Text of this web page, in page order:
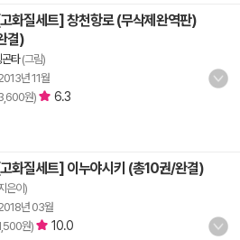
화질세트] 창천항로 (무삭제완역판)
결)
타(그림)
년 11월
원) 6.3
화질세트] 이누야시키 (총10권/완결)
은이)
년 03월
원) 10.0